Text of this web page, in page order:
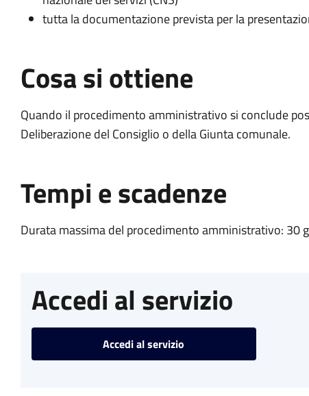
tutta la documentazione prevista per la
Cosa si ottiene
Quando il procedimento amministrativo si conclude
Deliberazione del Consiglio o della Giunta comunale.
Tempi e scadenze
Durata massima del procedimento amministrativo: 30
Accedi al servizio
Accedi al servizio